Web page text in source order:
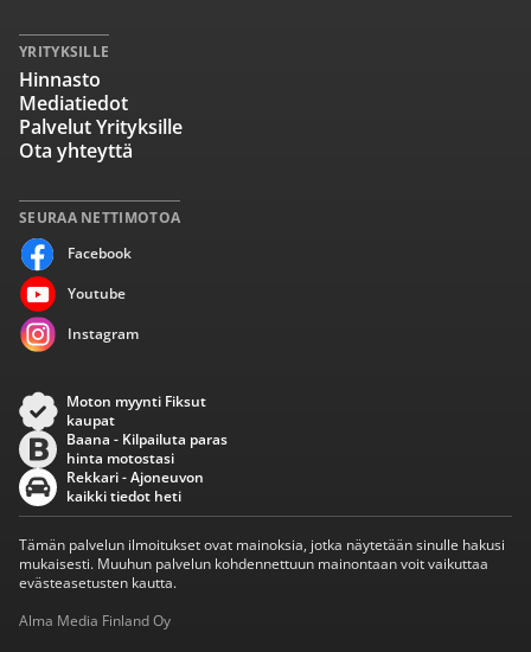
SEURAA NETTIMOTOA
Facebook
Youtube
Instagram
YRITYKSILLE
Hinnasto
Mediatiedot
Palvelut Yrityksille
Ota yhteyttä
Moton myynti Fiksut
kaupat
Baana - Kilpailuta paras
hinta motostasi
Rekkari - Ajoneuvon
kaikki tiedot heti
Tämän palvelun ilmoitukset ovat mainoksia, jotka näytetään sinulle hakusi
mukaisesti. Muuhun palvelun kohdennettuun mainontaan voit vaikuttaa
evästeasetusten kautta.
Alma Media Finland Oy